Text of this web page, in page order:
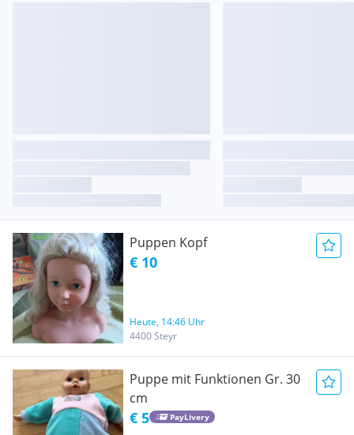
Puppen Kopf
€ 10
Heute, 14:46 Uhr
4400 Steyr
Puppe mit Funktionen Gr. 30
cm
€ 5 PayLivery